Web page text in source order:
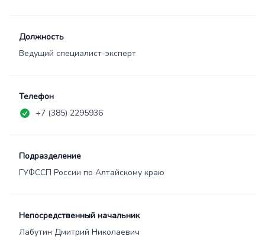
Должность
Ведущий специалист-эксперт
Телефон
+7 (385) 2295936
Подразделение
ГУФССП России по Алтайскому краю
Непосредственный начальник
Лабутин Дмитрий Николаевич